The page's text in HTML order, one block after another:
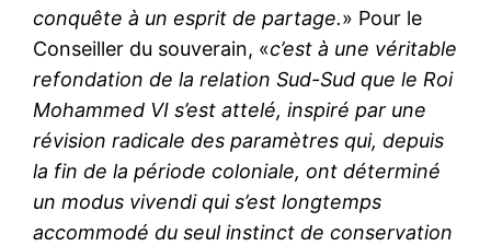
conquête à un esprit de partage.» Pour le
Conseiller du souverain, «c’est à une véritable
refondation de la relation Sud-Sud que le Roi
Mohammed VI s’est attelé, inspiré par une
révision radicale des paramètres qui, depuis
la fin de la période coloniale, ont déterminé
un modus vivendi qui s’est longtemps
accommodé du seul instinct de conservation